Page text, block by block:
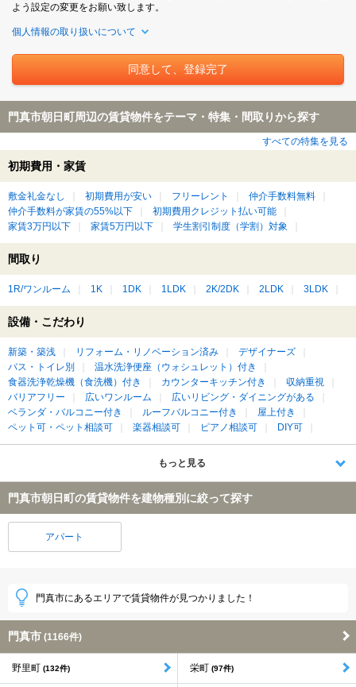
よう設定の変更をお願い致します。
個人情報の取り扱いについて
門真市朝日町周辺の賃貸物件をテーマ・特集・間取りから探す
すべての特集を見る
初期費用・家賃
敷金礼金なし 初期費用が安い フリーレント
仲介手数料無料
仲介手数料が家賃の55%以下
初期費用クレジット払い可能
家賃3万円以下
家賃5万円以下 学生割引制度（学割）対象
間取り
1R/ワンルーム 1K 1DK 1LDK 2K/2DK 2LDK 3LDK
設備・こだわり
新築・築浅 リフォーム・リノベーション済み
デザイナーズ
バス・トイレ別
温水洗浄便座（ウォシュレット）付き
食器洗浄乾燥機（食洗機）付き
カウンターキッチン付き
収納重視
バリアフリー
広いワンルーム
広いリビング・ダイニングがある
ベランダ・バルコニー付き
ルーフバルコニー付き
屋上付き
ペット可・ペット相談可
楽器相談可 ピアノ相談可 DIY可
もっと見る
門真市朝日町の賃貸物件を建物種別に絞って探す
アパート
門真市にあるエリアで賃貸物件が見つかりました！
門真市 (1166件)
野里町 (132件) 栄町 (97件)